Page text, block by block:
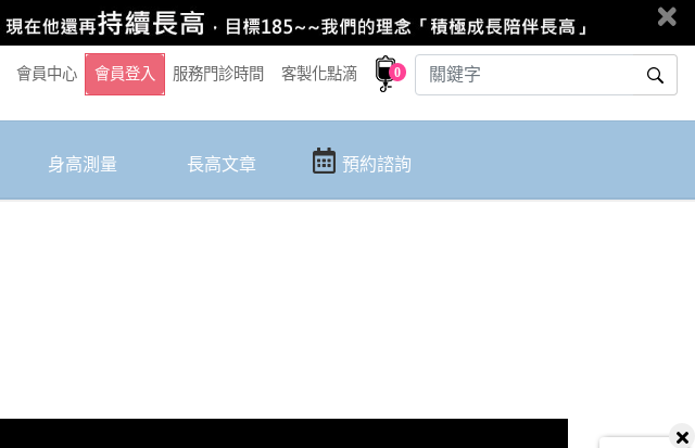
服務門診時間
會員中心 會員登入 客製化點滴 0
身高測量 長高文章 預約諮詢